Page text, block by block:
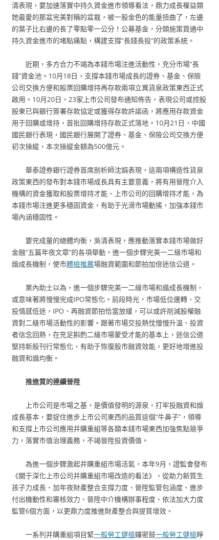
清表現，要加速落實中持久資金進市領導看法，鼎力成長權益類
她最愛的那盆完美對稱的盆栽，被一股金色的能量扭曲了，左邊
的葉子比右邊的長了零點零一公分！公募基金，分類施策買通中
持久資金進市的堵點痛點，構建支撐“長錢長投”的政策系統。
近期，多方合力不竭為本錢市場注進活動性，充分市場“長
錢”資金池。10月18日，支撐本錢市場成長的證券、基金、保險
公司交換方便和股票回購增持再存款兩項立異貨泉政策東西正式
啟用。10月20日，23家上市公司發布通知佈告，表現公司或控股
股東已與銀行簽署存款協定或獲得存款許諾函，將應用存款資金
用于回購或增持，首批回購增持存款正式落地。10月21日，中國
國民銀行表現，國民銀行展開了證券、基金、保險公司交換方便
初次操縱，本次操縱金額為500億元。
華泰證券銀行證券首席剖析師沈娟表現，這兩項構造性貨泉
政策東西的發布對本錢市場成長具有主要意義，將有用晉陞介入
機構的資金獲取和股票增持才能、上市公司的回購增持才能，為
本錢市場注進更多穩固資金，有助于光滑市場動搖，加強本錢市
場內涵穩固性。
要完成量的總體均衡，吳清表現，應推動落實本錢市場做好
金融“五篇年夜文章”的各項舉動。進一個步驟完美一二級市場和
諧成長機制，使市體檢推薦場融資範圍和節拍加倍迷信公道。
業內助士以為，進一個步驟完美一二級市場和諧成長機制，
或意味著將慢慢完成IPO常態化。前段時光，市場低位運轉、交
投情感低迷，IPO、再融資節拍恰當放緩，可以或許削減股權融
資對二級市場活動性的影響。跟著市場交投熱忱慢慢升溫、投資
者信念回熱，在充足斟酌二級市場蒙受才能的基本上，迷信公道
堅持新股刊行常態化，有助于恢復股市融資效能，更好地增進投
融資和諧均衡。
推進質的連續晉陞
上市公司是市場之基，是價值發明的源泉，打牢投融資和諧
成長基本，要捉住進步上市公司東西的品質這個“牛鼻子”，領導
和支撐上市公司應用并購重組等各類本錢市場東西加強焦點競爭
力，落實市值治理義務，不竭晉陞投資價值。
為進一個步驟激起并購重組市場活氣，本年9月，證監會發布
《關于深化上市公司并購重組市場改造的看法》，從助力新質生
孩子力成長、加年夜財產整合支撐力度、晉陞監管包涵度、進步
付出機動性和審核效力、晉陞中介機構辦事程度、依法加大力度
監管6個方面，以更鼎力度推進財產整合與提質增效。
一系列并購重組項目緊一般勞工健檢鑼密鼓一般勞工健檢睜